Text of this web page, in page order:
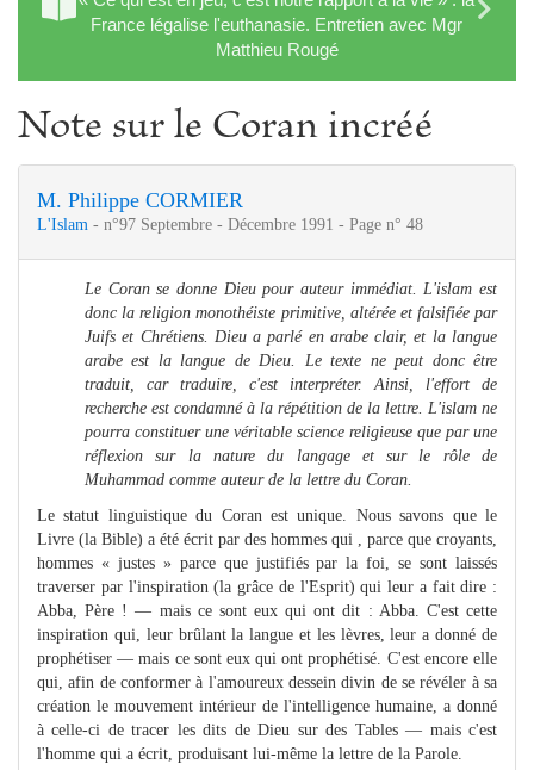
France légalise l'euthanasie. Entretien avec Mgr
Matthieu Rougé
Note sur le Coran incréé
M. Philippe CORMIER
L'Islam - n°97 Septembre - Décembre 1991 - Page n° 48
Le Coran se donne Dieu pour auteur immédiat. L'islam est
donc la religion monothéiste primitive, altérée et falsifiée par
Juifs et Chrétiens. Dieu a parlé en arabe clair, et la langue
arabe est la langue de Dieu. Le texte ne peut donc être
traduit, car traduire, c'est interpréter. Ainsi, l'effort de
recherche est condamné à la répétition de la lettre. L'islam ne
pourra constituer une véritable science religieuse que par une
réflexion sur la nature du langage et sur le rôle de
Muhammad comme auteur de la lettre du Coran.
Le statut linguistique du Coran est unique. Nous savons que le
Livre (la Bible) a été écrit par des hommes qui , parce que croyants,
hommes « justes » parce que justifiés par la foi, se sont laissés
traverser par l'inspiration (la grâce de l'Esprit) qui leur a fait dire :
Abba, Père ! — mais ce sont eux qui ont dit : Abba. C'est cette
inspiration qui, leur brûlant la langue et les lèvres, leur a donné de
prophétiser — mais ce sont eux qui ont prophétisé. C'est encore elle
qui, afin de conformer à l'amoureux dessein divin de se révéler à sa
création le mouvement intérieur de l'intelligence humaine, a donné
à celle-ci de tracer les dits de Dieu sur des Tables — mais c'est
l'homme qui a écrit, produisant lui-même la lettre de la Parole.